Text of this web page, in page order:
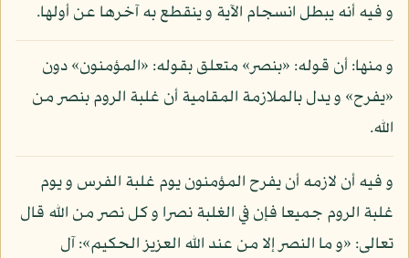
و فيه أنه يبطل انسجام الآية و ينقطع به آخرها عن أولها.
و منها: أن قوله: «بنصر» متعلق بقوله: «المؤمنون» دون
«يفرح» و يدل بالملازمة المقامية أن غلبة الروم بنصر من
الله.
و فيه أن لازمه أن يفرح المؤمنون يوم غلبة الفرس و يوم
غلبة الروم جميعا فإن في الغلبة نصرا و كل نصر من الله قال
تعالى: «و ما النصر إلا من عند الله العزيز الحكيم»: آل